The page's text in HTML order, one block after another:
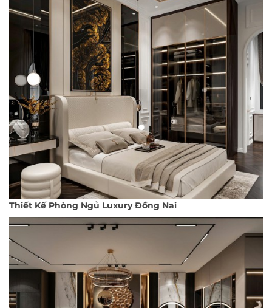
Thiết Kế Phòng Ngủ Luxury Đồng Nai